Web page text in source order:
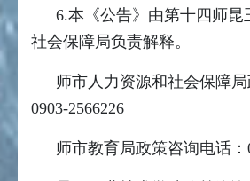
6.本《公告》由第十四师昆
社会保障局负责解释。
师市人力资源和社会保障局
0903-2566226
师市教育局政策咨询电话：